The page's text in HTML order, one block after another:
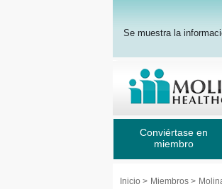
Se muestra la
Conviértase en
miembro
Inicio > Miembros >